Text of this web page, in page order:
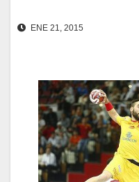
ENE 21, 2015